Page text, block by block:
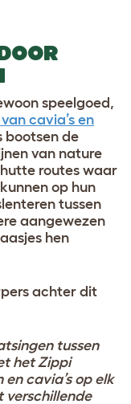
speelgoed,
cavia’s en
bootsen de
van nature
routes waar
op hun
tussen
aangewezen
hen
achter dit
tussen
het Zippi
cavia’s op elk